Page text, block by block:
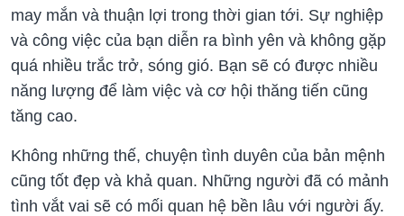
may mắn và thuận lợi trong thời gian tới. Sự nghiệp
và công việc của bạn diễn ra bình yên và không gặp
quá nhiều trắc trở, sóng gió. Bạn sẽ có được nhiều
năng lượng để làm việc và cơ hội thăng tiến cũng
tăng cao.
Không những thế, chuyện tình duyên của bản mệnh
cũng tốt đẹp và khả quan. Những người đã có mảnh
tình vắt vai sẽ có mối quan hệ bền lâu với người ấy.